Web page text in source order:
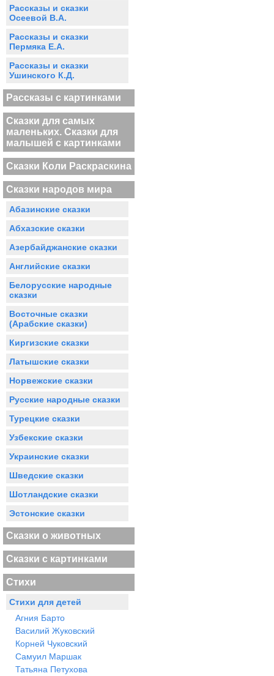
Рассказы и сказки
Осеевой В.А.
Рассказы и сказки
Пермяка Е.А.
Рассказы и сказки
Ушинского К.Д.
Рассказы с картинками
Сказки для самых
маленьких. Сказки для
малышей с картинками
Сказки Коли Раскраскина
Сказки народов мира
Абазинские сказки
Абхазские сказки
Азербайджанские сказки
Английские сказки
Белорусские народные
сказки
Восточные сказки
(Арабские сказки)
Киргизские сказки
Латышские сказки
Норвежские сказки
Русские народные сказки
Турецкие сказки
Узбекские сказки
Украинские сказки
Шведские сказки
Шотландские сказки
Эстонские сказки
Сказки о животных
Сказки с картинками
Стихи
Стихи для детей
Агния Барто
Василий Жуковский
Корней Чуковский
Самуил Маршак
Татьяна Петухова